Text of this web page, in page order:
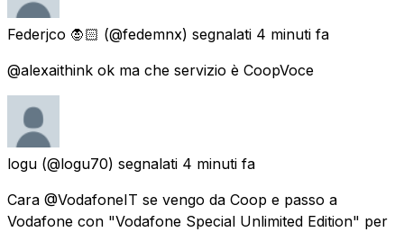
Federjco 🧛🏻 (@fedemnx) segnalati 4 minuti fa
@alexaithink ok ma che servizio è CoopVoce
logu (@logu70) segnalati 4 minuti fa
Cara @VodafoneIT se vengo da Coop e passo a
Vodafone con "Vodafone Special Unlimited Edition" per